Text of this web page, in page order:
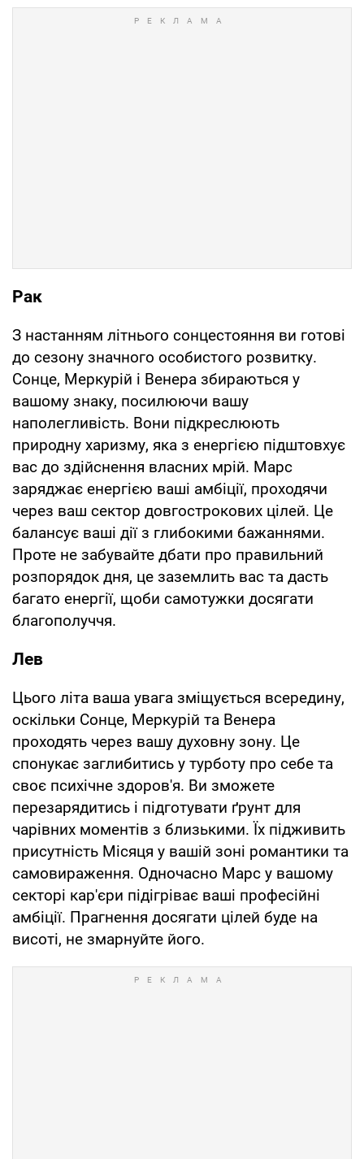
Рак
З настанням літнього сонцестояння ви готові
до сезону значного особистого розвитку.
Сонце, Меркурій і Венера збираються у
вашому знаку, посилюючи вашу
наполегливість. Вони підкреслюють
природну харизму, яка з енергією підштовхує
вас до здійснення власних мрій. Марс
заряджає енергією ваші амбіції, проходячи
через ваш сектор довгострокових цілей. Це
балансує ваші дії з глибокими бажаннями.
Проте не забувайте дбати про правильний
розпорядок дня, це заземлить вас та дасть
багато енергії, щоби самотужки досягати
благополуччя.
Лев
Цього літа ваша увага зміщується всередину,
оскільки Сонце, Меркурій та Венера
проходять через вашу духовну зону. Це
спонукає заглибитись у турботу про себе та
своє психічне здоров'я. Ви зможете
перезарядитись і підготувати ґрунт для
чарівних моментів з близькими. Їх підживить
присутність Місяця у вашій зоні романтики та
самовираження. Одночасно Марс у вашому
секторі кар'єри підігріває ваші професійні
амбіції. Прагнення досягати цілей буде на
висоті, не змарнуйте його.